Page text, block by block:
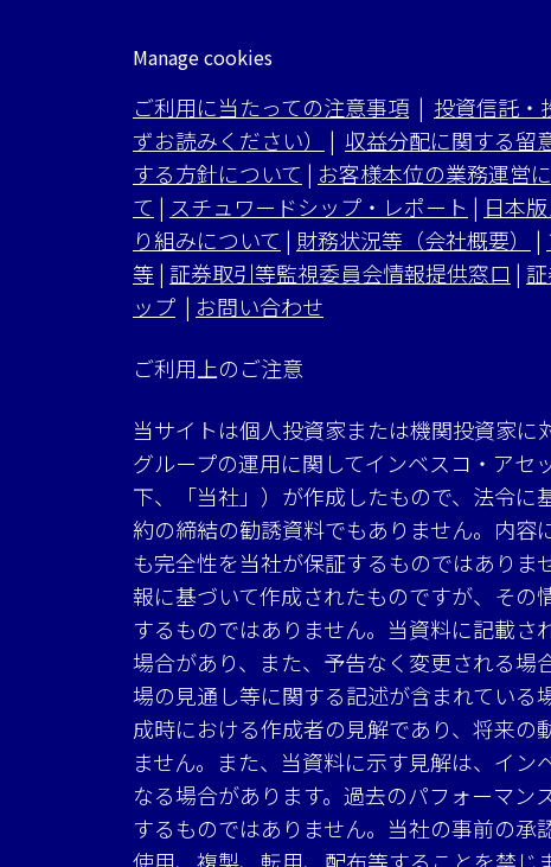
Manage cookies
ご利用に当たっての注意事項 | 投資信託・
ずお読みください）
| 収益分配に関する留
する方針について | お客様本位の業務運営
て | スチュワードシップ・レポート | 日本
り組みについて | 財務状況等（会社概要） |
等 | 証券取引等監視委員会情報提供窓口 |
ップ | お問い合わせ
ご利用上のご注意
当サイトは個人投資家または機関投資家に
グループの運用に関してインベスコ・アセ
下、「当社」）が作成したもので、法令に
約の締結の勧誘資料でもありません。内容
も完全性を当社が保証するものではあり
報に基づいて作成されたものですが、その
するものではありません。当資料に記載さ
場合があり、また、予告なく変更される場
場の見通し等に関する記述が含まれている
成時における作成者の見解であり、将来の
ません。また、当資料に示す見解は、イ
なる場合があります。過去のパフォーマン
するものではありません。当社の事前の承